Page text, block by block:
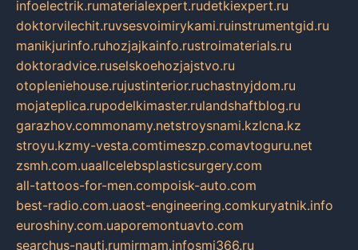
infoelectrik.rumaterialexpert.rudetkiexpert.ru
doktorvilechit.ruvsesvoimirykami.ruinstrumentgid.ru
manikjurinfo.ruhozjajkainfo.rustroimaterials.ru
doktoradvice.ruselskoehozjajstvo.ru
otopleniehouse.rujustinterior.ruchastnyjdom.ru
mojateplica.rupodelkimaster.rulandshaftblog.ru
garazhov.commonamy.netstroysnami.kzlcna.kz
stroyu.kzmy-vesta.comtimeszp.comavtoguru.net
zsmh.com.uaallcelebsplasticsurgery.com
all-tattoos-for-men.compoisk-auto.com
best-radio.com.uaost-engineering.comkuryatnik.info
euroshiny.com.uaporemontuavto.com
searchus-nauti.rumirmam.infosmi366.ru